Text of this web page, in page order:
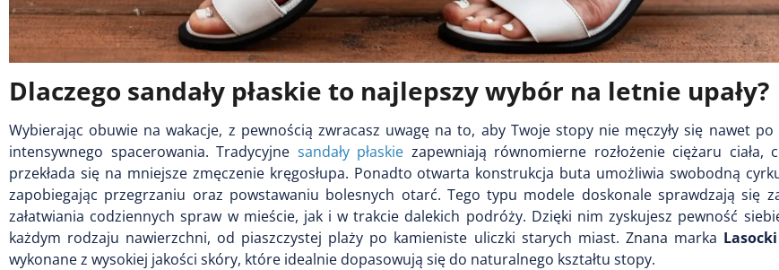
Dlaczego sandały płaskie to najlepszy wybór na letnie upały?
Wybierając obuwie na wakacje, z pewnością zwracasz uwagę na to, aby Twoje stopy nie męczyły się nawet
intensywnego spacerowania. Tradycyjne sandały płaskie zapewniają równomierne rozłożenie ciężaru ciała,
przekłada się na mniejsze zmęczenie kręgosłupa. Ponadto otwarta konstrukcja buta umożliwia swobodną
zapobiegając przegrzaniu oraz powstawaniu bolesnych otarć. Tego typu modele doskonale sprawdzają się
załatwiania codziennych spraw w mieście, jak i w trakcie dalekich podróży. Dzięki nim zyskujesz pewność
każdym rodzaju nawierzchni, od piaszczystej plaży po kamieniste uliczki starych miast. Znana marka Lasocki
wykonane z wysokiej jakości skóry, które idealnie dopasowują się do naturalnego kształtu stopy.